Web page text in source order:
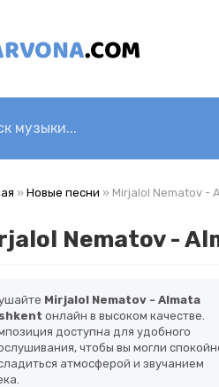
» Новые песни » Mirjalol Nematov -
Nematov -
Mirjalol Nematov - Almata
онлайн в высоком качестве.
доступна для удобного
чтобы вы могли
атмосферой и звучанием